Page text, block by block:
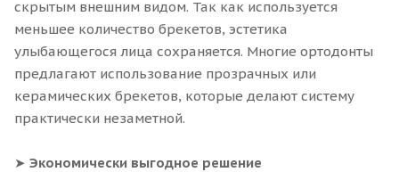
скрытым внешним видом. Так как используется
меньшее количество брекетов, эстетика
улыбающегося лица сохраняется. Многие ортодонты
предлагают использование прозрачных или
керамических брекетов, которые делают систему
практически незаметной.
➤ Экономически выгодное решение